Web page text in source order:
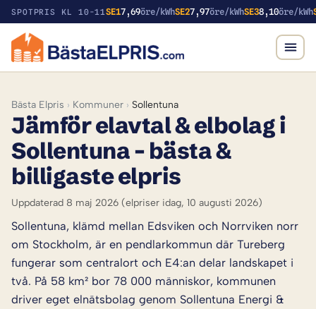
SPOTPRIS KL 10-11SE17,69öre/kWhSE27,97öre/kWhSE38,10öre/kWh
Bästa Elpris › Kommuner › Sollentuna
Jämför elavtal & elbolag i
Sollentuna – bästa &
billigaste elpris
Uppdaterad 8 maj 2026 (elpriser idag, 10 augusti 2026)
Sollentuna, klämd mellan Edsviken och Norrviken norr
om Stockholm, är en pendlarkommun där Tureberg
fungerar som centralort och E4:an delar landskapet i
två. På 58 km² bor 78 000 människor, kommunen
driver eget elnätsbolag genom Sollentuna Energi &